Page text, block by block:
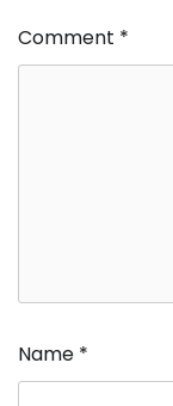
Comment *
Name *